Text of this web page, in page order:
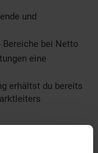
und
bei Netto
eine
erhältst du bereits